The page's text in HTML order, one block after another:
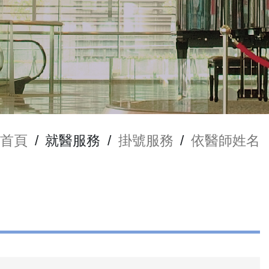
首頁 / 就醫服務 / 掛號服務 / 依醫師姓名